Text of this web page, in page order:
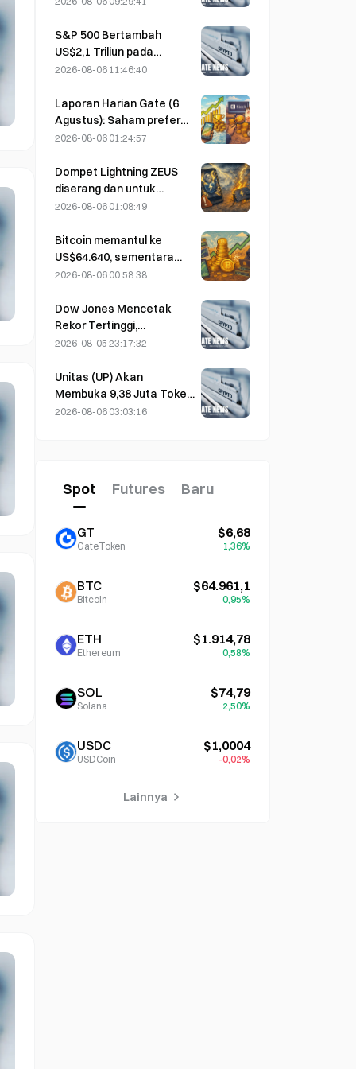
S&P 500 Bertambah
US$2,1 Triliun pada
Agustus, Naik 3,12%,
Naik 2%
2026-08-06 11:46:40
Laporan Harian Gate (6
Agustus): Saham preferen
STRC milik Strategy
Block menaikkan
ekspektasi kinerjanya
untuk tahun penuh 2026
2026-08-06 01:24:57
Dompet Lightning ZEUS
diserang dan untuk
sementara offline; pihak
dana pengguna tidak
hilang.
2026-08-06 01:08:49
Bitcoin memantul ke
US$64.640, sementara
kerentanan Coldcard
dompet aktif ke level
tertinggi dalam tiga bulan
2026-08-06 00:58:38
Dow Jones Mencetak
Rekor Tertinggi,
Memperpanjang Reli
Perdagangan Semalam;
Investasi AI Mendorong
Kenaikan
2026-08-05 23:17:32
Unitas (UP) Akan
Membuka 9,38 Juta Token
Senilai 3,18 Juta Dolar AS
2026-08-06 03:03:16
Spot Futures Baru
GT
GateToken
$6,68
1,36%
BTC
Bitcoin
$64.961,1
0,95%
ETH
Ethereum
$1.914,78
0,58%
SOL
Solana
$74,79
2,50%
USDC
USDCoin
$1,0004
-0,02%
Lainnya